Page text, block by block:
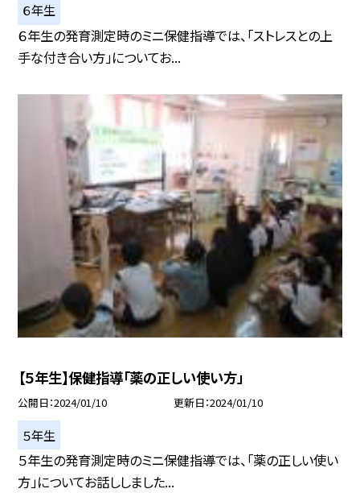
６年生
６年生の発育測定時のミニ保健指導では、「ストレスとの上
手な付き合い方」についてお...
【５年生】保健指導「薬の正しい使い方」
公開日 2024/01/10 更新日 2024/01/10
５年生
５年生の発育測定時のミニ保健指導では、「薬の正しい使い
方」についてお話ししました...